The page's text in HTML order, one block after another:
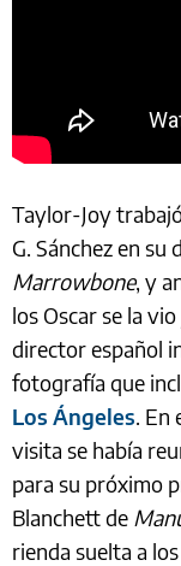
Taylor-Joy
G. Sánchez en su
Marrowbone, y
los Oscar se la
director español
fotografía que
Los Ángeles. En
visita se había
para su próximo
Blanchett de
rienda suelta a